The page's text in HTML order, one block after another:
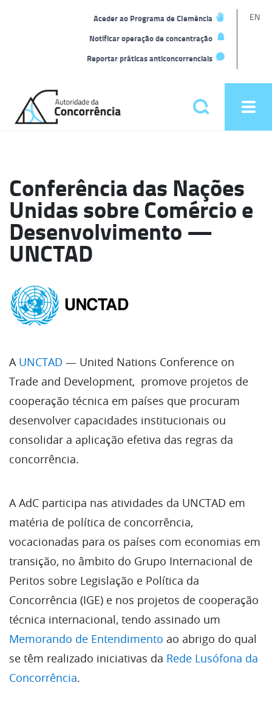
Aceder ao Programa de Clemência
Notificar operação de concentração
Reportar práticas anticoncorrenciais
EN
home
Pesquisar
Conferência das Nações
Unidas sobre Comércio e
Desenvolvimento —
UNCTAD
A UNCTAD — United Nations Conference on
Trade and Development, promove projetos de
cooperação técnica em países que procuram
desenvolver capacidades institucionais ou
consolidar a aplicação efetiva das regras da
concorrência.
A AdC participa nas atividades da UNCTAD em
matéria de política de concorrência,
vocacionadas para os países com economias em
transição, no âmbito do Grupo Internacional de
Peritos sobre Legislação e Política da
Concorrência (IGE) e nos projetos de cooperação
técnica internacional, tendo assinado um
Memorando de Entendimento ao abrigo do qual
se têm realizado iniciativas da Rede Lusófona da
Concorrência.